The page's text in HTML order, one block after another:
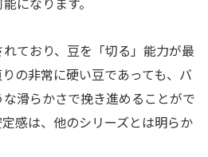
ており、豆を「切る」能力が最
の非常に硬い豆であっても、バ
滑らかさで挽き進めることがで
感は、他のシリーズとは明らか